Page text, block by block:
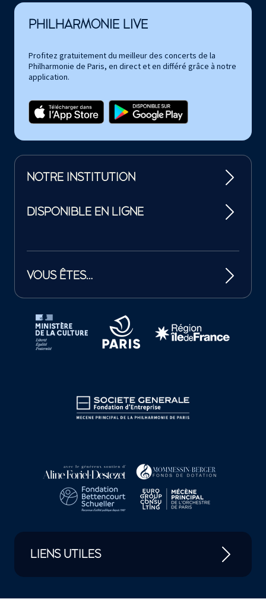
PHILHARMONIE LIVE
Profitez gratuitement du meilleur des concerts de la
Philharmonie de Paris, en direct et en différé grâce à notre
application.
NOTRE INSTITUTION
DISPONIBLE EN LIGNE
VOUS ÊTES…
Tutelles et mécènes de la Philharmonie de Paris
LIENS UTILES